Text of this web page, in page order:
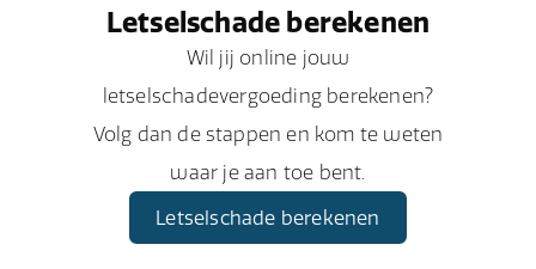
Letselschade berekenen
Wil jij online jouw
letselschadevergoeding berekenen?
Volg dan de stappen en kom te weten
waar je aan toe bent.
Letselschade berekenen